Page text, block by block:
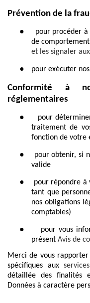
Prévention de la
●
pour procéder
de
et les signaler
● pour exécuter
Conformité à
réglementaires
●
pour
traitement de
fonction de votre
●
pour obtenir, si
valide
●
pour répondre à
tant que
nos obligations
comptables)
●
pour vous
présent Avis de
Merci de vous
spécifiques auxservices
détaillée des finalités
Données à caractère